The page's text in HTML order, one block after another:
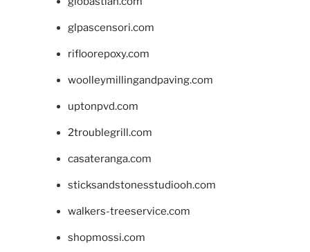
glpascensori.com
rifloorepoxy.com
woolleymillingandpaving.com
uptonpvd.com
2troublegrill.com
casateranga.com
sticksandstonesstudiooh.com
walkers-treeservice.com
shopmossi.com